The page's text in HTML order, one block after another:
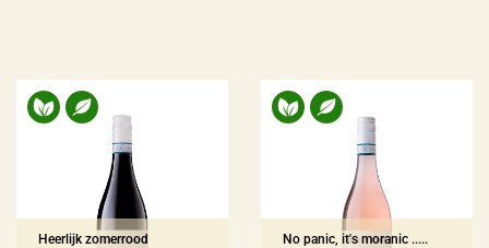
Heerlijk zomerrood No panic, it's moranic .....